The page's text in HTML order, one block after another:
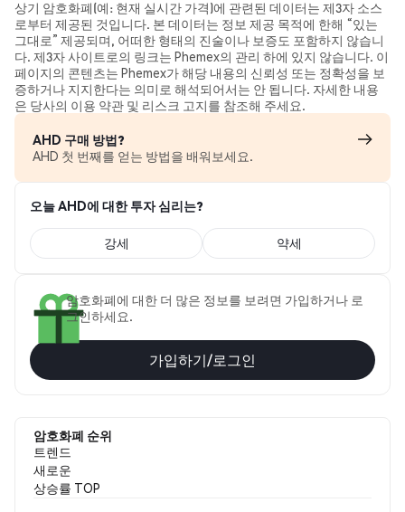
상기 암호화폐(예: 현재 실시간 가격)에 관련된 데이터는 제3자 소스
로부터 제공된 것입니다. 본 데이터는 정보 제공 목적에 한해 “있는
그대로” 제공되며, 어떠한 형태의 진술이나 보증도 포함하지 않습니
다. 제3자 사이트로의 링크는 Phemex의 관리 하에 있지 않습니다. 이
페이지의 콘텐츠는 Phemex가 해당 내용의 신뢰성 또는 정확성을 보
증하거나 지지한다는 의미로 해석되어서는 안 됩니다. 자세한 내용
은 당사의 이용 약관 및 리스크 고지를 참조해 주세요.
AHD 구매 방법?
AHD 첫 번째를 얻는 방법을 배워보세요.
오늘 AHD에 대한 투자 심리는?
강세 약세
암호화폐에 대한 더 많은 정보를 보려면 가입하거나 로
그인하세요.
가입하기/로그인
암호화폐 순위
트렌드
새로운
상승률 TOP